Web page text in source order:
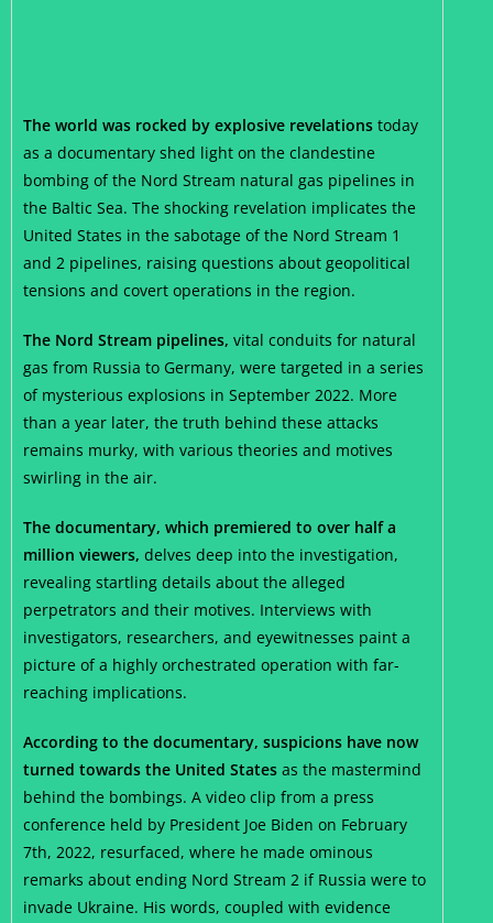
The world was rocked by explosive revelations today
as a documentary shed light on the clandestine
bombing of the Nord Stream natural gas pipelines in
the Baltic Sea. The shocking revelation implicates the
United States in the sabotage of the Nord Stream 1
and 2 pipelines, raising questions about geopolitical
tensions and covert operations in the region.
The Nord Stream pipelines, vital conduits for natural
gas from Russia to Germany, were targeted in a series
of mysterious explosions in September 2022. More
than a year later, the truth behind these attacks
remains murky, with various theories and motives
swirling in the air.
The documentary, which premiered to over half a
million viewers, delves deep into the investigation,
revealing startling details about the alleged
perpetrators and their motives. Interviews with
investigators, researchers, and eyewitnesses paint a
picture of a highly orchestrated operation with far-
reaching implications.
According to the documentary, suspicions have now
turned towards the United States as the mastermind
behind the bombings. A video clip from a press
conference held by President Joe Biden on February
7th, 2022, resurfaced, where he made ominous
remarks about ending Nord Stream 2 if Russia were to
invade Ukraine. His words, coupled with evidence